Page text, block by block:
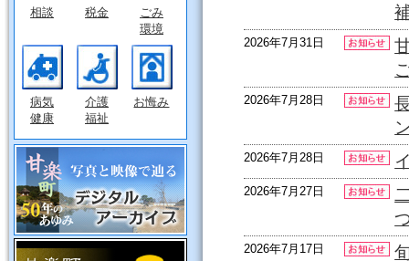
相談 税金
ごみ
環境
病気
健康
介護
福祉
お悔み
2026年7月31日
2026年7月28日
2026年7月28日
2026年7月27日
2026年7月17日